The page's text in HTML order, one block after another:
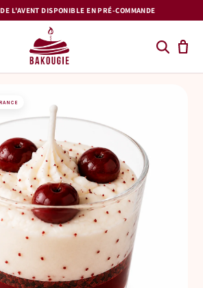
L'AVENT DISPONIBLE EN PRÉ-COMMANDE